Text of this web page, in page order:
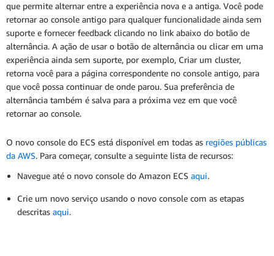
que permite alternar entre a experiência nova e a antiga. Você pode
retornar ao console antigo para qualquer funcionalidade ainda sem
suporte e fornecer feedback clicando no link abaixo do botão de
alternância. A ação de usar o botão de alternância ou clicar em uma
experiência ainda sem suporte, por exemplo, Criar um cluster,
retorna você para a página correspondente no console antigo, para
que você possa continuar de onde parou. Sua preferência de
alternância também é salva para a próxima vez em que você
retornar ao console.
O novo console do ECS está disponível em todas as regiões públicas
da AWS. Para começar, consulte a seguinte lista de recursos:
Navegue até o novo console do Amazon ECS aqui.
Crie um novo serviço usando o novo console com as etapas
descritas aqui.